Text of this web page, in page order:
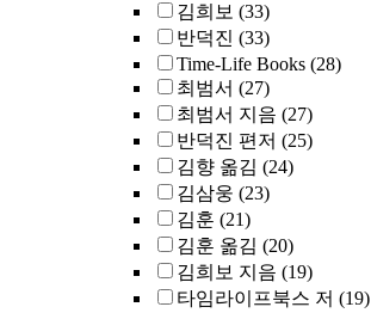
김희보 (33)
반덕진 (33)
Time-Life Books (28)
최범서 (27)
최범서 지음 (27)
반덕진 편저 (25)
김향 옮김 (24)
김삼웅 (23)
김훈 (21)
김훈 옮김 (20)
김희보 지음 (19)
타임라이프북스 저 (19)